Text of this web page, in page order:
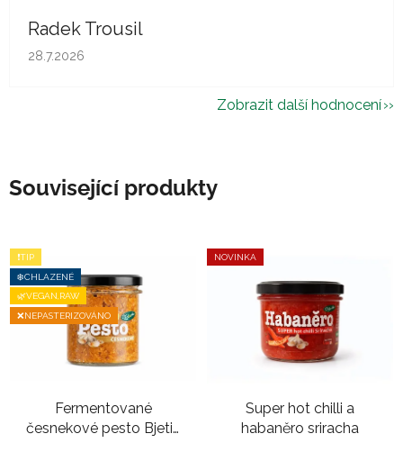
Radek Trousil
Hodnocení obchodu je 5 z 5 hvězdiček.
28.7.2026
Zobrazit další hodnocení
Související produkty
❗TIP
❄️CHLAZENÉ
🌿VEGAN,RAW
❌NEPASTERIZOVÁNO
Fermentované
česnekové pesto Bjetin
NOVINKA
Super hot chilli a
habaněro sriracha